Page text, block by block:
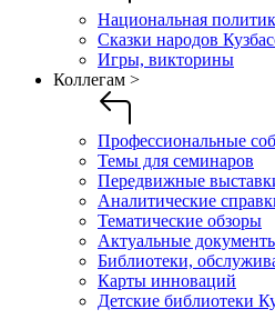
Национальная
Сказки народов
Игры, викторины
Коллегам >
Профессиональные
Темы для семинаров
Передвижные
Аналитические
Тематические обзоры
Актуальные
Библиотеки,
Карты инноваций
Детские библиотеки